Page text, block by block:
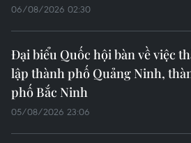
06/08/2026 02:30
Đại biểu Quốc hội bàn về việc
lập thành phố Quảng Ninh,
phố Bắc Ninh
05/08/2026 23:06